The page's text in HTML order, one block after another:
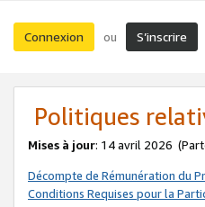
Connexion ou S’inscrire
Politiques
Mises à jour: 14 avril 2026
Décompte de Rémunération du
Conditions Requises pour la